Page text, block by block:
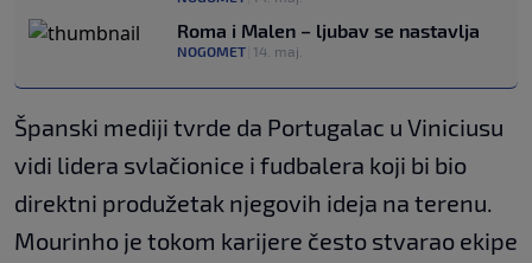
Roma i Malen – ljubav se nastavlja
NOGOMET 14. maj.
Španski mediji tvrde da Portugalac u Viniciusu
vidi lidera svlačionice i fudbalera koji bi bio
direktni produžetak njegovih ideja na terenu.
Mourinho je tokom karijere često stvarao ekipe